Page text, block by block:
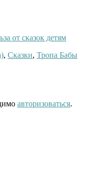
от сказок детям
, Сказки, Тропа Бабы
авторизоваться.